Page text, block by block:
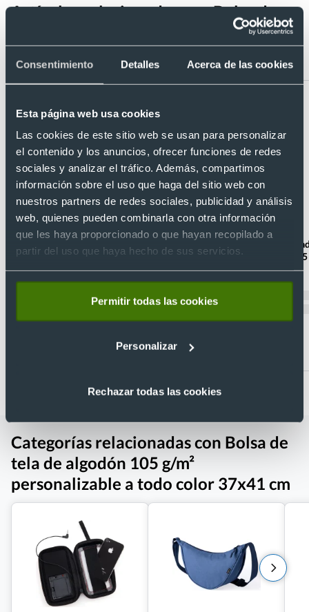
Consentimiento Detalles Acerca de las cookies
Esta página web usa cookies
Las cookies de este sitio web se usan para personalizar
el contenido y los anuncios, ofrecer funciones de redes
sociales y analizar el tráfico. Además, compartimos
información sobre el uso que haga del sitio web con
nuestros partners de redes sociales, publicidad y análisis
web, quienes pueden combinarla con otra información
que les haya proporcionado o que hayan recopilado a
partir del uso que haya hecho de sus servicios.
Permitir todas las cookies
Personalizar
Rechazar todas las cookies
Artículos relacionados con Bolsa de
personalizable a todo color 37x41 cm
Bolsa feria de algodón 105 gr/m²
personalizada 37 x 41 cm
Recíbelo
Bolsa
con asas cortas
Recíbelo
Categorías relacionadas con Bolsa de
tela de algodón 105 g/m²
personalizable a todo color 37x41 cm